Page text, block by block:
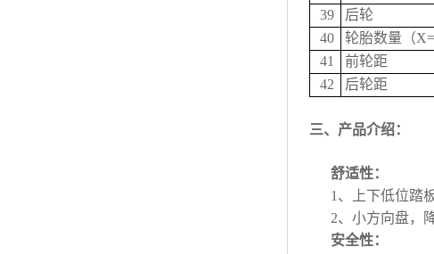
39
后轮
40
轮胎数量（X=
41
前轮距
42
后轮距
三、产品介绍：
舒适性：
1、上下低位踏
2、小方向盘，
安全性：